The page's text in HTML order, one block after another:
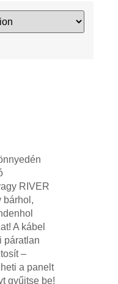
RIVER
bárhol,
A kábel
páratlan
–
a panelt
gyűjtse be!